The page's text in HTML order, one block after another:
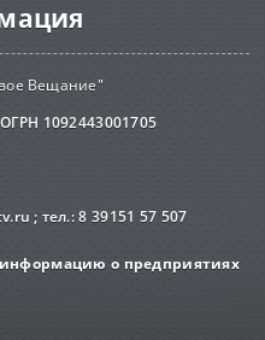
Вещание"
1092443001705
; тел.: 8 39151 57 507
о предприятиях